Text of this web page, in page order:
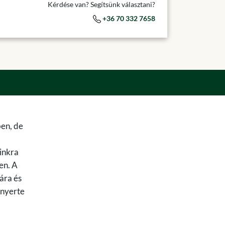
Kérdése van? Segítsünk választani?
+36 70 332 7658
de
A
és